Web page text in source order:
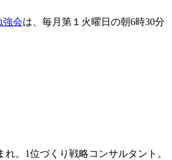
強会は、毎月第１火曜日の朝6時30分
。1位づくり戦略コンサルタント。